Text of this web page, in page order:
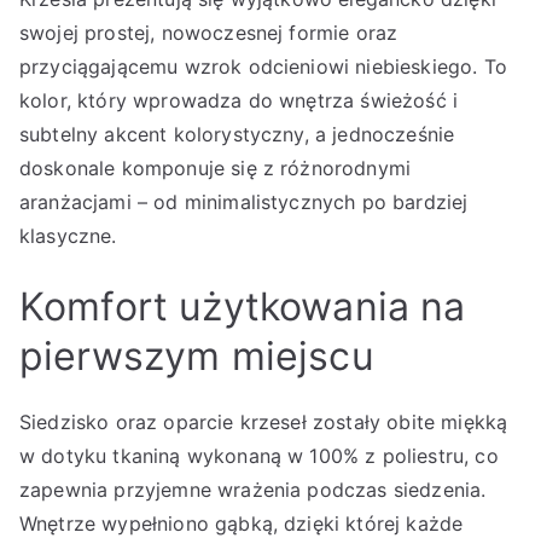
swojej prostej, nowoczesnej formie oraz
przyciągającemu wzrok odcieniowi niebieskiego. To
kolor, który wprowadza do wnętrza świeżość i
subtelny akcent kolorystyczny, a jednocześnie
doskonale komponuje się z różnorodnymi
aranżacjami – od minimalistycznych po bardziej
klasyczne.
Komfort użytkowania na
pierwszym miejscu
Siedzisko oraz oparcie krzeseł zostały obite miękką
w dotyku tkaniną wykonaną w 100% z poliestru, co
zapewnia przyjemne wrażenia podczas siedzenia.
Wnętrze wypełniono gąbką, dzięki której każde